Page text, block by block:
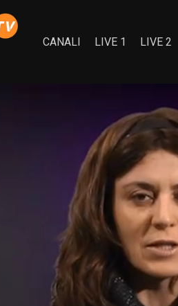
CANALI LIVE 1 LIVE 2